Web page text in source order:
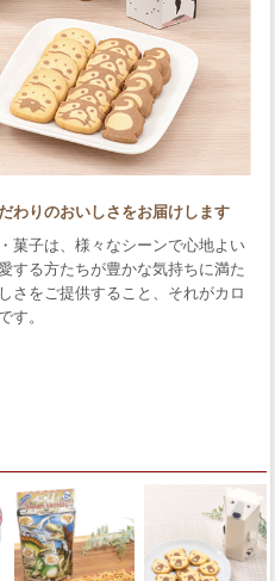
わりのおいしさをお届けします
菓子は、様々なシーンで心地よい
する方たちが豊かな気持ちに満た
さをご提供すること、それがカロ
す。